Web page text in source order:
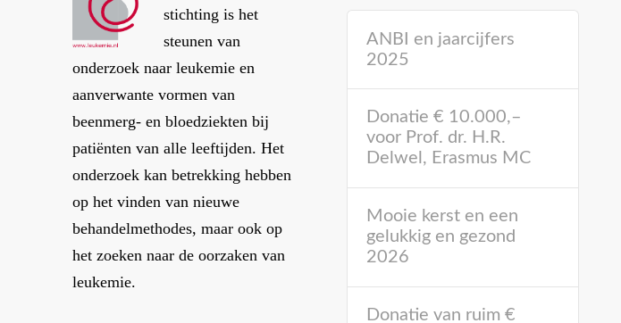
stichting is het
steunen van
onderzoek naar leukemie en
aanverwante vormen van
beenmerg- en bloedziekten bij
patiënten van alle leeftijden. Het
onderzoek kan betrekking hebben
op het vinden van nieuwe
behandelmethodes, maar ook op
het zoeken naar de oorzaken van
leukemie.
ANBI en jaarcijfers
2025
Donatie € 10.000,–
voor Prof. dr. H.R.
Delwel, Erasmus MC
Mooie kerst en een
gelukkig en gezond
2026
Donatie van ruim €